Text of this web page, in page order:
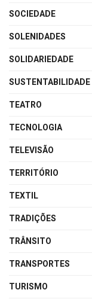
SOCIEDADE
SOLENIDADES
SOLIDARIEDADE
SUSTENTABILIDADE
TEATRO
TECNOLOGIA
TELEVISÃO
TERRITÓRIO
TEXTIL
TRADIÇÕES
TRÂNSITO
TRANSPORTES
TURISMO